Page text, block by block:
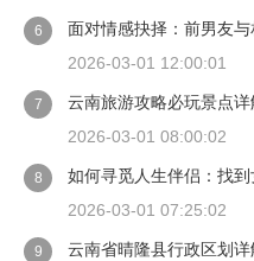
6
面对情感抉择：前男友
2026-03-01 12:00:01
7
云南旅游攻略必玩景点详
2026-03-01 08:00:02
8
如何寻觅人生伴侣：找
2026-03-01 07:25:02
9
云南省晴隆县行政区划详